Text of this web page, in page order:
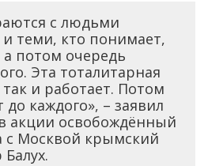
с людьми
теми, кто понимает,
потом очередь
Эта тоталитарная
и работает. Потом
каждого», – заявил
акции освобождённый
с Москвой крымский